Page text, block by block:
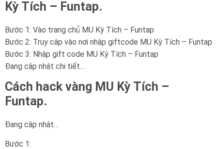
Kỳ Tích – Funtap.
Bước 1: Vào trang chủ MU Kỳ Tích – Funtap
Bước 2: Truy cập vào nơi nhập giftcode MU Kỳ Tích – Funtap
Bước 3: Nhập gift code MU Kỳ Tích – Funtap
Đang cập nhật chi tiết…
Cách hack vàng MU Kỳ Tích –
Funtap.
Đang cập nhật…
Bước 1: